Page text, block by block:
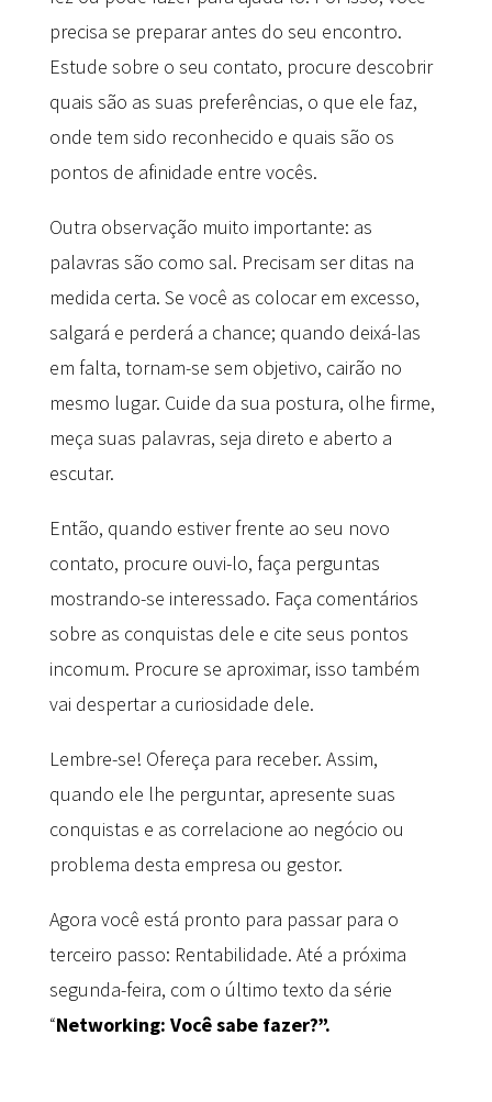
precisa se preparar antes do seu encontro.
Estude sobre o seu contato, procure descobrir
quais são as suas preferências, o que ele faz,
onde tem sido reconhecido e quais são os
pontos de afinidade entre vocês.
Outra observação muito importante: as
palavras são como sal. Precisam ser ditas na
medida certa. Se você as colocar em excesso,
salgará e perderá a chance; quando deixá-las
em falta, tornam-se sem objetivo, cairão no
mesmo lugar. Cuide da sua postura, olhe firme,
meça suas palavras, seja direto e aberto a
escutar.
Então, quando estiver frente ao seu novo
contato, procure ouvi-lo, faça perguntas
mostrando-se interessado. Faça comentários
sobre as conquistas dele e cite seus pontos
incomum. Procure se aproximar, isso também
vai despertar a curiosidade dele.
Lembre-se! Ofereça para receber. Assim,
quando ele lhe perguntar, apresente suas
conquistas e as correlacione ao negócio ou
problema desta empresa ou gestor.
Agora você está pronto para passar para o
terceiro passo: Rentabilidade. Até a próxima
segunda-feira, com o último texto da série
“Networking: Você sabe fazer?”.